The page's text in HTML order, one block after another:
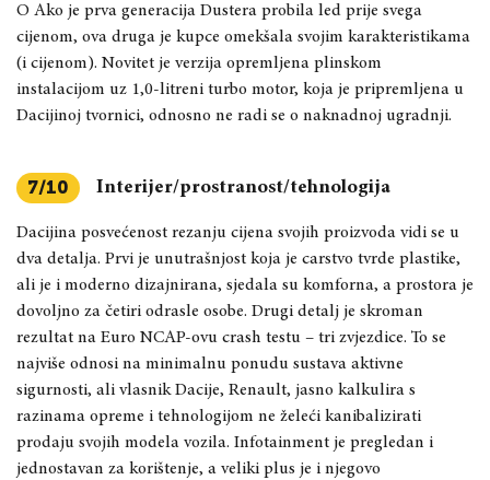
O Ako je prva generacija Dustera probila led prije svega
cijenom, ova druga je kupce omekšala svojim karakteristikama
(i cijenom). Novitet je verzija opremljena plinskom
instalacijom uz 1,0-litreni turbo motor, koja je pripremljena u
Dacijinoj tvornici, odnosno ne radi se o naknadnoj ugradnji.
7/10 Interijer/prostranost/tehnologija
Dacijina posvećenost rezanju cijena svojih proizvoda vidi se u
dva detalja. Prvi je unutrašnjost koja je carstvo tvrde plastike,
ali je i moderno dizajnirana, sjedala su komforna, a prostora je
dovoljno za četiri odrasle osobe. Drugi detalj je skroman
rezultat na Euro NCAP-ovu crash testu – tri zvjezdice. To se
najviše odnosi na minimalnu ponudu sustava aktivne
sigurnosti, ali vlasnik Dacije, Renault, jasno kalkulira s
razinama opreme i tehnologijom ne želeći kanibalizirati
prodaju svojih modela vozila. Infotainment je pregledan i
jednostavan za korištenje, a veliki plus je i njegovo